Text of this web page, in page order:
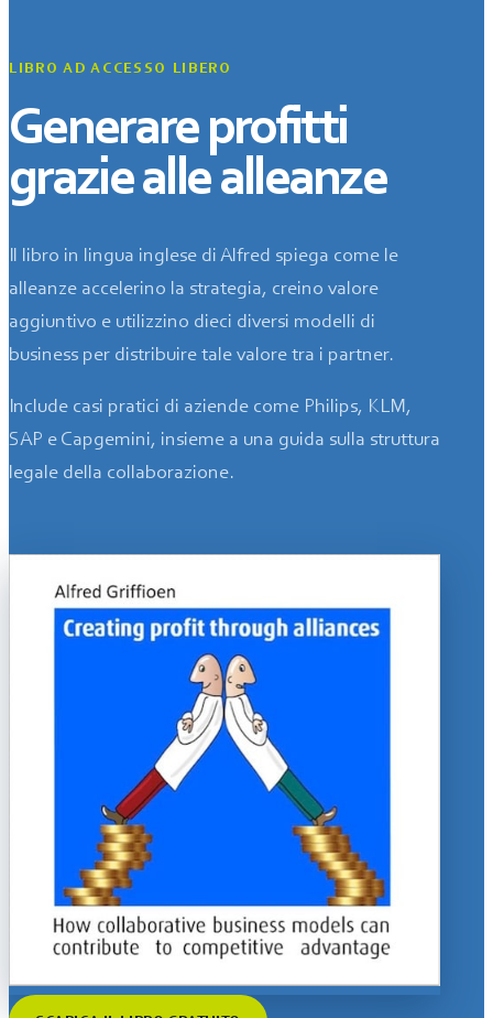
LIBRO AD ACCESSO LIBERO
Generare profitti
grazie alle alleanze
Il libro in lingua inglese di Alfred spiega come le
alleanze accelerino la strategia, creino valore
aggiuntivo e utilizzino dieci diversi modelli di
business per distribuire tale valore tra i partner.
Include casi pratici di aziende come Philips, KLM,
SAP e Capgemini, insieme a una guida sulla struttura
legale della collaborazione.